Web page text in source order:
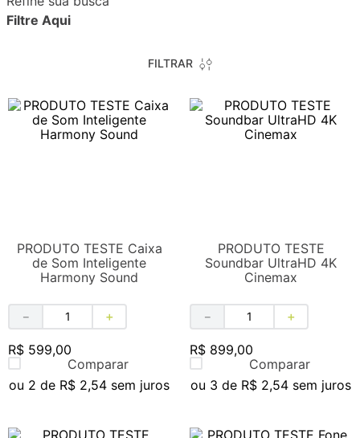
Filtre Aqui
FILTRAR
PRODUTO TESTE Caixa
de Som Inteligente
Harmony Sound
＋
－
R$ 599,00
Comparar
ou 2 de R$ 2,54 sem juros
PRODUTO TESTE
Soundbar UltraHD 4K
Cinemax
＋
－
R$ 899,00
Comparar
ou 3 de R$ 2,54 sem juros